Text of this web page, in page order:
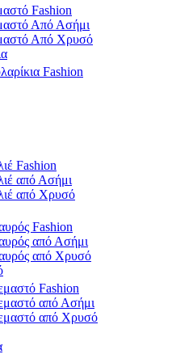
Fashion
Από Ασήμι
Από Χρυσό
Fashion
Fashion
από Ασήμι
από Χρυσό
Fashion
από Ασήμι
από Χρυσό
Fashion
από Ασήμι
από Χρυσό